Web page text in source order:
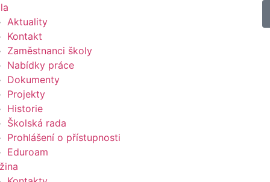
Aktuality
Kontakt
Zaměstnanci školy
Nabídky práce
Dokumenty
Projekty
Historie
Školská rada
Prohlášení o přístupnosti
Eduroam